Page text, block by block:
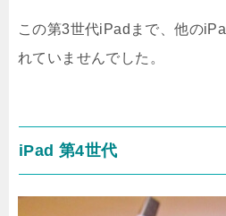
この第3世代iPadまで、他の
れていませんでした。
iPad 第4世代